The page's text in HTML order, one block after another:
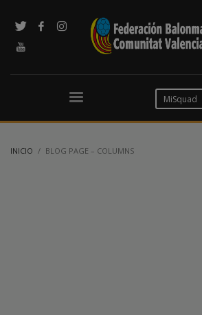
MiSquad
INICIO BLOG PAGE – COLUMNS